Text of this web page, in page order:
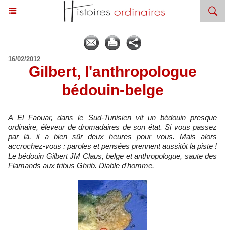
16/02/2012
Gilbert, l'anthropologue
bédouin-belge
A El Faouar, dans le Sud-Tunisien vit un bédouin presque
ordinaire, éleveur de dromadaires de son état. Si vous passez
par là, il a bien sûr deux heures pour vous. Mais alors
accrochez-vous : paroles et pensées prennent aussitôt la piste !
Le bédouin Gilbert JM Claus, belge et anthropologue, saute des
Flamands aux tribus Ghrib. Diable d'homme.